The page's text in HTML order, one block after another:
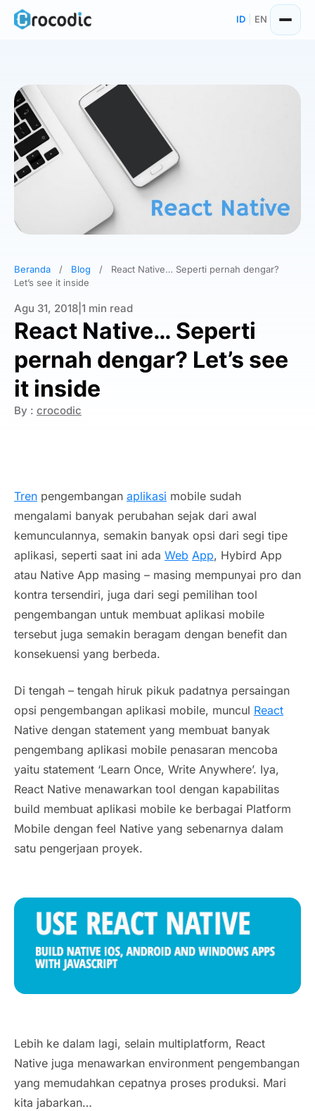
Skip
ID EN
Beranda / Blog /
React Native… Seperti pernah dengar?
Let’s see it inside
Agu 31, 2018 1 min read
React Native… Seperti
pernah dengar? Let’s see
it inside
By : crocodic
Tren pengembangan aplikasi mobile sudah
mengalami banyak perubahan sejak dari awal
kemunculannya, semakin banyak opsi dari segi tipe
aplikasi, seperti saat ini ada Web App, Hybird App
atau Native App masing – masing mempunyai pro dan
kontra tersendiri, juga dari segi pemilihan tool
pengembangan untuk membuat aplikasi mobile
tersebut juga semakin beragam dengan benefit dan
konsekuensi yang berbeda.
Di tengah – tengah hiruk pikuk padatnya persaingan
opsi pengembangan aplikasi mobile, muncul React
Native dengan statement yang membuat banyak
pengembang aplikasi mobile penasaran mencoba
yaitu statement ‘Learn Once, Write Anywhere’. Iya,
React Native menawarkan tool dengan kapabilitas
build membuat aplikasi mobile ke berbagai Platform
Mobile dengan feel Native yang sebenarnya dalam
satu pengerjaan proyek.
Lebih ke dalam lagi, selain multiplatform, React
Native juga menawarkan environment pengembangan
yang memudahkan cepatnya proses produksi. Mari
kita jabarkan…